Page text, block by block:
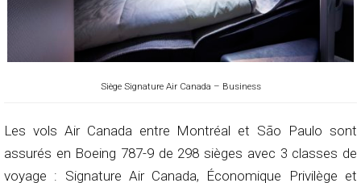
Siège Signature Air Canada – Business
Les vols Air Canada entre Montréal et São Paulo sont
assurés en Boeing 787-9 de 298 sièges avec 3 classes de
voyage : Signature Air Canada, Économique Privilège et